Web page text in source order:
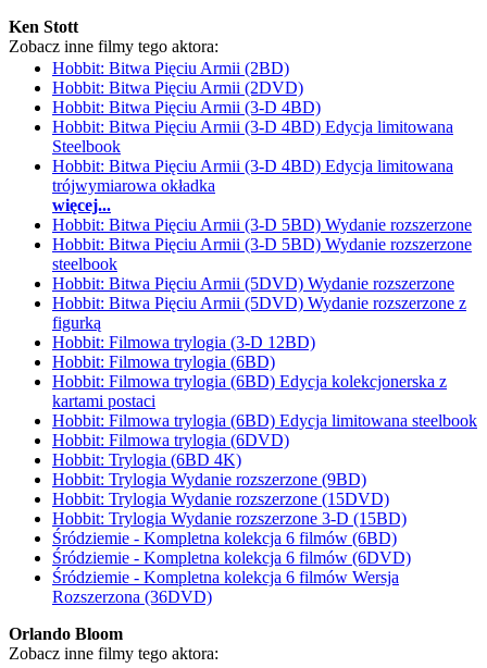
Ken Stott
Zobacz inne filmy tego aktora:
Hobbit: Bitwa Pięciu Armii (2BD)
Hobbit: Bitwa Pięciu Armii (2DVD)
Hobbit: Bitwa Pięciu Armii (3-D 4BD)
Hobbit: Bitwa Pięciu Armii (3-D 4BD) Edycja limitowana
Steelbook
Hobbit: Bitwa Pięciu Armii (3-D 4BD) Edycja limitowana
trójwymiarowa okładka
więcej...
Hobbit: Bitwa Pięciu Armii (3-D 5BD) Wydanie rozszerzone
Hobbit: Bitwa Pięciu Armii (3-D 5BD) Wydanie rozszerzone
steelbook
Hobbit: Bitwa Pięciu Armii (5DVD) Wydanie rozszerzone
Hobbit: Bitwa Pięciu Armii (5DVD) Wydanie rozszerzone z
figurką
Hobbit: Filmowa trylogia (3-D 12BD)
Hobbit: Filmowa trylogia (6BD)
Hobbit: Filmowa trylogia (6BD) Edycja kolekcjonerska z
kartami postaci
Hobbit: Filmowa trylogia (6BD) Edycja limitowana steelbook
Hobbit: Filmowa trylogia (6DVD)
Hobbit: Trylogia (6BD 4K)
Hobbit: Trylogia Wydanie rozszerzone (9BD)
Hobbit: Trylogia Wydanie rozszerzone (15DVD)
Hobbit: Trylogia Wydanie rozszerzone 3-D (15BD)
Śródziemie - Kompletna kolekcja 6 filmów (6BD)
Śródziemie - Kompletna kolekcja 6 filmów (6DVD)
Śródziemie - Kompletna kolekcja 6 filmów Wersja
Rozszerzona (36DVD)
Orlando Bloom
Zobacz inne filmy tego aktora: